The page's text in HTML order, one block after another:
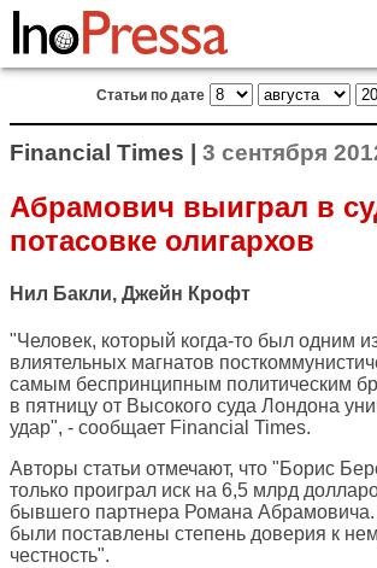
Статьи по дате
Financial Times | 3 сентября
Абрамович выиграл в
потасовке олигархов
Нил Бакли, Джейн Крофт
"Человек, который когда-то был одним
влиятельных магнатов
самым беспринципным политическим
в пятницу от Высокого суда Лондона
удар", - сообщает Financial Times.
Авторы статьи отмечают, что "Борис
только проиграл иск на 6,5 млрд
бывшего партнера Романа
были поставлены степень доверия к
честность".